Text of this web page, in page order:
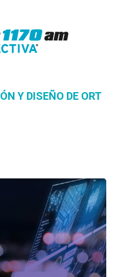
Y DISEÑO DE ORT